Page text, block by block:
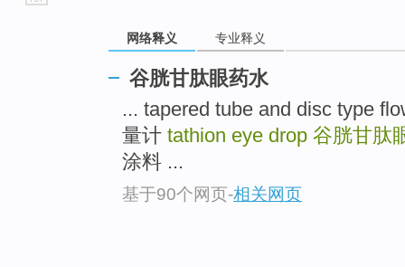
网络释义 专业释义
谷胱甘肽眼药水
... tapered tube and disc type
量计 tathion eye drop 谷胱甘肽
涂料 ...
基于90个网页-相关网页